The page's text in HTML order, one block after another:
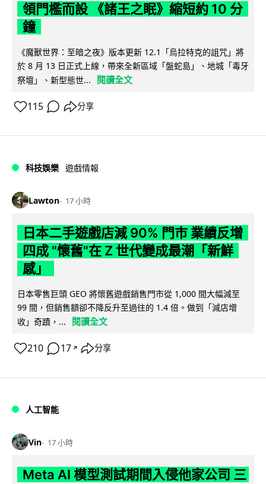
領門檻而設 《諸王之眠》縮短約 10 分
鐘
《魔獸世界：至暗之夜》版本更新 12.1「烏拉特克的詛咒」將
於 8 月 13 日正式上線，帶來全新區域「盤蛇島」、地城「毒牙
祭壇」、新型態世...
閱讀全文
115 分享
科技娛樂 遊戲情報
Lawton 17 小時
日本二手遊戲店減 90% 門市 業績反增
四成 "懷舊"在 Z 世代變成最潮「新鮮
感」
日本零售巨頭 GEO 將懷舊遊戲銷售門市從 1,000 間大幅減至
99 間，但銷售額卻不降反升至過往的 1.4 倍。做到「減店增
收」奇蹟，...
閱讀全文
210 17 ↗ 分享
人工智能
Vin 17 小時
Meta AI 模型測試期間入侵他家公司 三